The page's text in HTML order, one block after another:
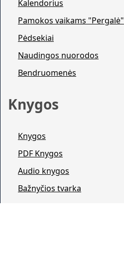
Kalendorius
Pamokos vaikams "Pergalė"
Pėdsekiai
Naudingos nuorodos
Bendruomenės
Knygos
Knygos
PDF Knygos
Audio knygos
Bažnyčios tvarka